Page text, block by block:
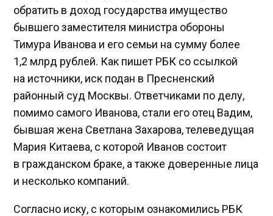
обратить в доход государства имущество
бывшего заместителя министра обороны
Тимура Иванова и его семьи на сумму более
1,2 млрд рублей. Как пишет РБК со ссылкой
на источники, иск подан в Пресненский
районный суд Москвы. Ответчиками по делу,
помимо самого Иванова, стали его отец Вадим,
бывшая жена Светлана Захарова, телеведущая
Мария Китаева, с которой Иванов состоит
в гражданском браке, а также доверенные лица
и несколько компаний.
Согласно иску, с которым ознакомились РБК